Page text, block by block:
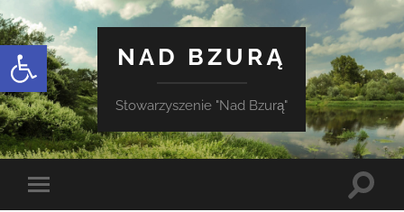
Otwórz pasek narzędzi
NAD BZURĄ
Stowarzyszenie "Nad Bzurą"
Toggle
Toggle